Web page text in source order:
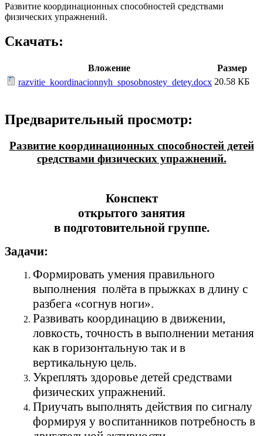
Развитие координационных способностей средствами
физических упражнений.
Скачать:
Вложение
Размер
razvitie_koordinacionnyh_sposobnostey_detey.docx 20.58 КБ
Предварительный просмотр:
Развитие координационных способностей детей
средствами физических упражнений.
Конспект
открытого занятия
в подготовительной группе.
Задачи:
Формировать умения правильного
выполнения полёта в прыжках в длину с
разбега «согнув ноги».
Развивать координацию в движении,
ловкость, точность в выполнении метания
как в горизонтальную так и в
вертикальную цель.
Укреплять здоровье детей средствами
физических упражнений.
Приучать выполнять действия по сигналу
формируя у воспитанников потребность в